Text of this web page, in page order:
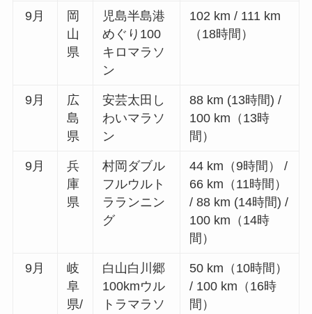
9月
岡
山
県
児島半島港
めぐり100
キロマラソ
ン
102 km / 111 km
（18時間）
9月
広
島
県
安芸太田し
わいマラソ
ン
88 km (13時間) /
100 km（13時
間）
9月
兵
庫
県
村岡ダブル
フルウルト
ラランニン
グ
44 km（9時間） /
66 km（11時間）
/ 88 km (14時間) /
100 km（14時
間）
9月
岐
阜
県/
白山白川郷
100kmウル
トラマラソ
50 km（10時間）
/ 100 km（16時
間）